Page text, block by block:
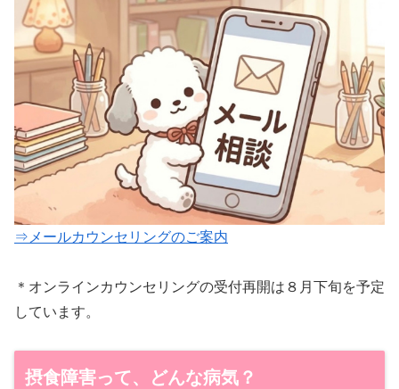
⇒メールカウンセリングのご案内
＊オンラインカウンセリングの受付再開は８月下旬を予定
しています。
摂食障害って、どんな病気？